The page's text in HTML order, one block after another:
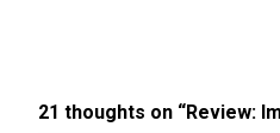
21 thoughts on “Review: